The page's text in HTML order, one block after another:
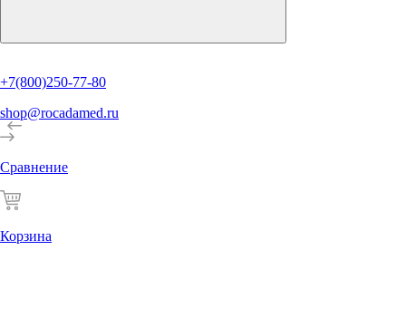
+7(800)250-77-80
shop@rocadamed.ru
Сравнение
Корзина